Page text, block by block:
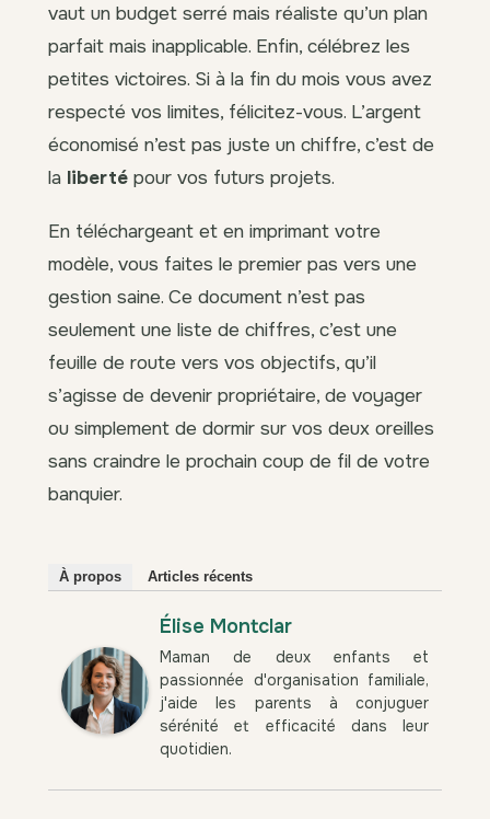
vaut un budget serré mais réaliste qu’un plan
parfait mais inapplicable. Enfin, célébrez les
petites victoires. Si à la fin du mois vous avez
respecté vos limites, félicitez-vous. L’argent
économisé n’est pas juste un chiffre, c’est de
la liberté pour vos futurs projets.
En téléchargeant et en imprimant votre
modèle, vous faites le premier pas vers une
gestion saine. Ce document n’est pas
seulement une liste de chiffres, c’est une
feuille de route vers vos objectifs, qu’il
s’agisse de devenir propriétaire, de voyager
ou simplement de dormir sur vos deux oreilles
sans craindre le prochain coup de fil de votre
banquier.
À propos Articles récents
Élise Montclar
Maman de deux enfants et
passionnée d'organisation familiale,
j'aide les parents à conjuguer
sérénité et efficacité dans leur
quotidien.